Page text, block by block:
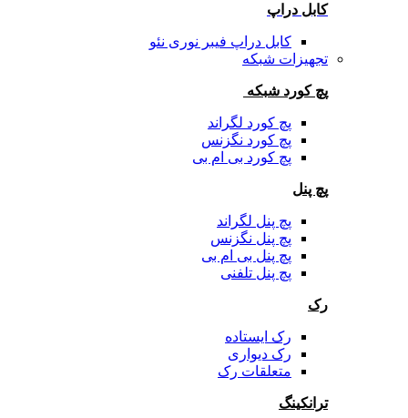
کابل دراپ
کابل دراپ فیبر نوری نئو
تجهیزات شبکه
پچ کورد شبکه
پچ کورد لگراند
پچ کورد نگزنس
پچ کورد بی ام بی
پچ پنل
پچ پنل لگراند
پچ پنل نگزنس
پچ پنل بی ام بی
پچ پنل تلفنی
رک
رک ایستاده
رک دیواری
متعلقات رک
ترانکینگ